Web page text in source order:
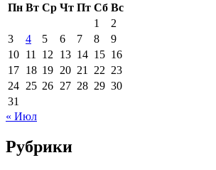
Пн Вт Ср Чт Пт Сб Вс
1
2
3
4 5 6 7 8
9
10 11 12 13 14 15 16
17 18 19 20 21 22 23
24 25 26 27 28 29 30
31
« Июл
Рубрики